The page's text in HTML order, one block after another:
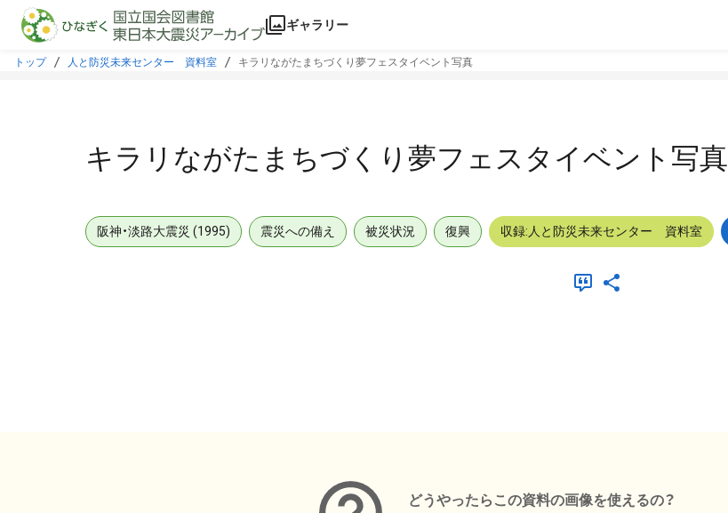
本文に飛ぶ
ギャラリー
トップ 人と防災未来センター 資料室 キラリながたまちづくり夢フェスタイベント写真
キラリながたまちづくり夢フェスタイベント写真
阪神・淡路大震災 (1995) 震災への備え 被災状況 復興 収録:人と防災未来センター 資料室
どうやったらこの資料の画像を使えるの？